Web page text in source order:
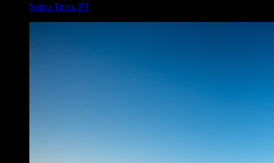
Santo Tirso, PT